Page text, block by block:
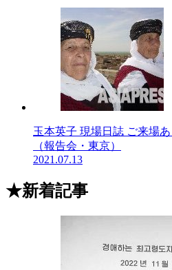
玉本英子 現場日誌 ご来場
（報告会・東京）
2021.07.13
★新着記事